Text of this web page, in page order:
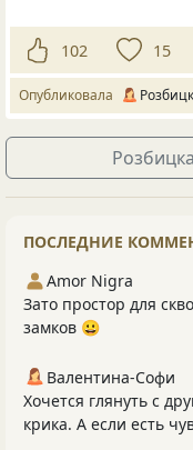
102 15
Опубликовала
ПОСЛЕДНИЕ
Amor Nigra
Зато простор для
замков 😀
Валентина-Софи
Хочется глянуть с
крика. А если есть